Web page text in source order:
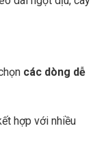
các dòng dễ
hợp với nhiều